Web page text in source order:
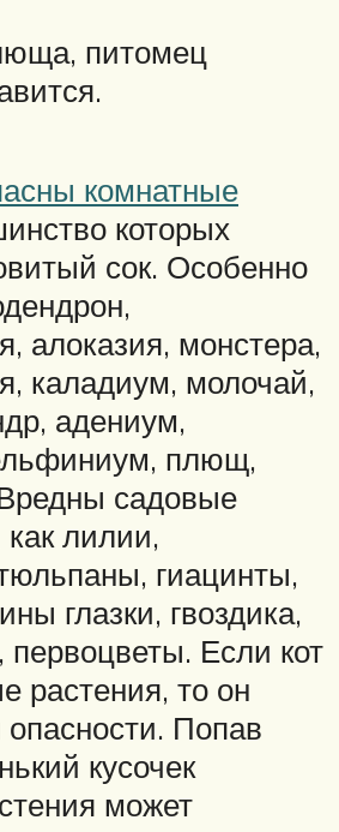
питомец
комнатные
которых
сок. Особенно
алоказия, монстера,
каладиум, молочай,
адениум,
плющ,
садовые
лилии,
гиацинты,
глазки, гвоздика,
первоцветы. Если кот
растения, то он
опасности. Попав
кусочек
может